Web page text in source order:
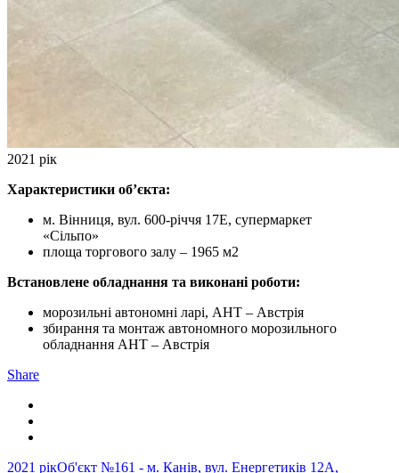
2021 рік
Характеристики об’єкта:
м. Вінниця, вул. 600-річчя 17Е, супермаркет
«Сільпо»
площа торгового залу – 1965 м2
Встановлене обладнання та виконані роботи:
морозильні автономні ларі, AHT – Австрія
збирання та монтаж автономного морозильного
обладнання AHT – Австрія
Share
2021 рікОб'єкт №161 - м. Канів, вул. Енергетиків 12А,